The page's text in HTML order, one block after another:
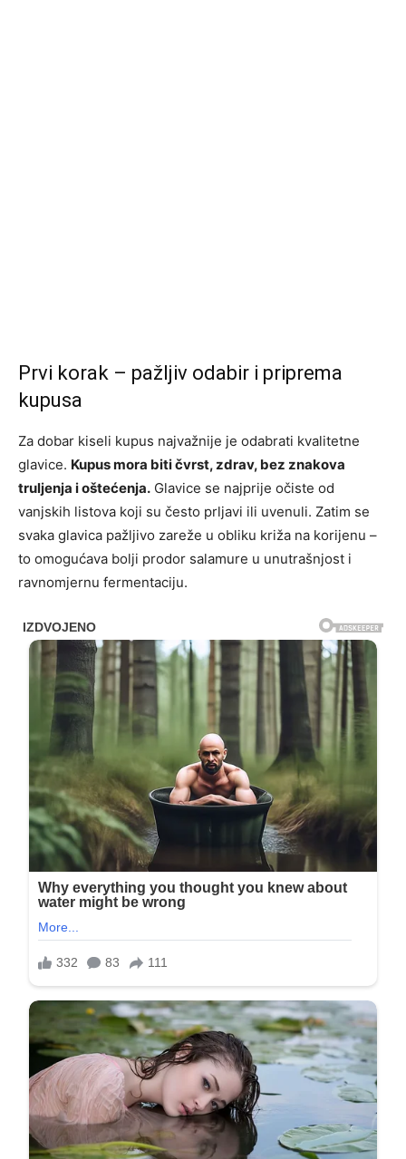
Prvi korak – pažljiv odabir i priprema
kupusa
Za dobar kiseli kupus najvažnije je odabrati kvalitetne
glavice. Kupus mora biti čvrst, zdrav, bez znakova
truljenja i oštećenja. Glavice se najprije očiste od
vanjskih listova koji su često prljavi ili uvenuli. Zatim se
svaka glavica pažljivo zareže u obliku križa na korijenu –
to omogućava bolji prodor salamure u unutrašnjost i
ravnomjernu fermentaciju.